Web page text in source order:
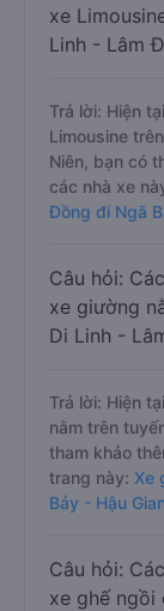
xe
Linh - Lâm
Trả lời: Hiện
Limousine
Niên, bạn có
các nhà xe
Đồng đi Ngã
Câu hỏi:
xe giường
Di Linh -
Trả lời: Hiện
nằm trên
tham khảo
trang này: Xe
Bảy - Hậu
Câu hỏi:
xe ghế ngồi